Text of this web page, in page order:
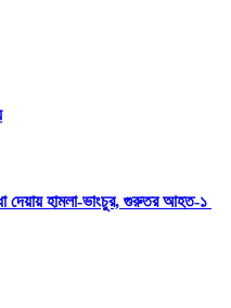
দেয়ায় হামলা-ভাংচুর, গুরুতর আহত-১